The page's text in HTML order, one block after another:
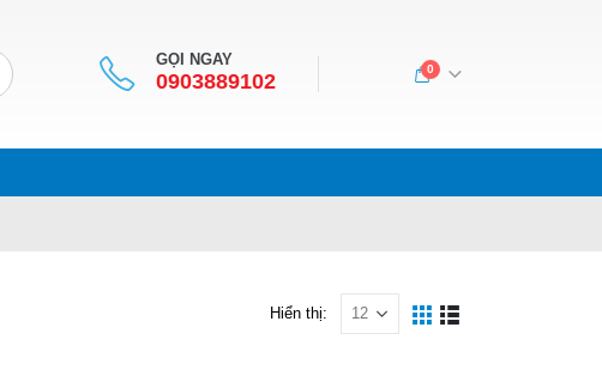
GỌI NGAY
0903889102
0
Hiển thị: